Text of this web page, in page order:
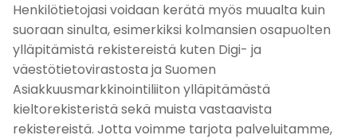
Henkilötietojasi voidaan kerätä myös muualta kuin
suoraan sinulta, esimerkiksi kolmansien osapuolten
ylläpitämistä rekistereistä kuten Digi- ja
väestötietovirastosta ja Suomen
Asiakkuusmarkkinointiliiton ylläpitämästä
kieltorekisteristä sekä muista vastaavista
rekistereistä. Jotta voimme tarjota palveluitamme,